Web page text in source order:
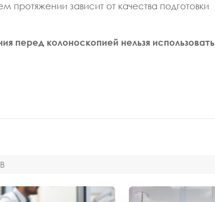
протяжении зависит от качества подготовки
перед колоноскопией нельзя использовать